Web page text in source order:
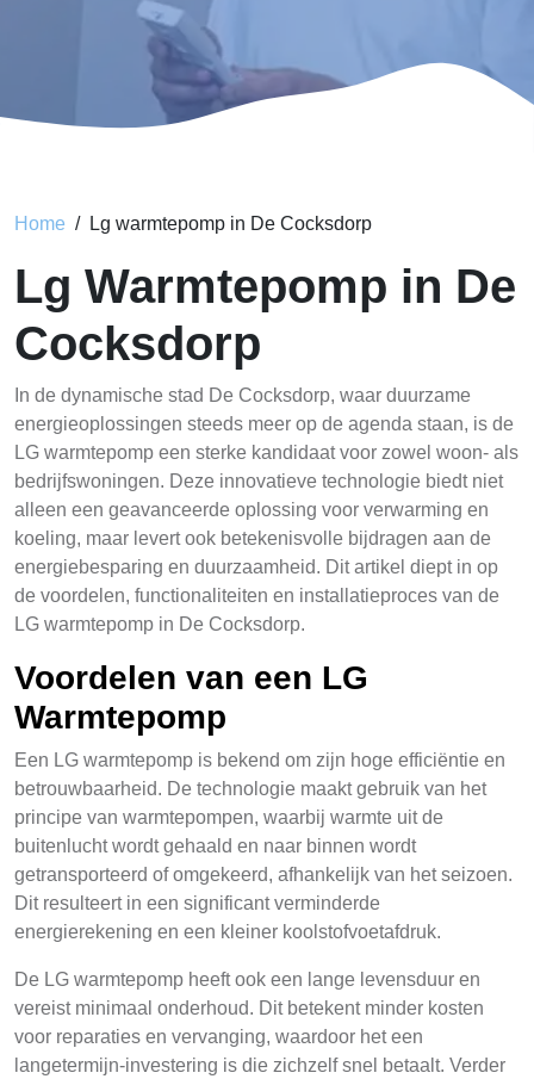
Home Lg warmtepomp in De Cocksdorp
Lg Warmtepomp in De
Cocksdorp
In de dynamische stad De Cocksdorp, waar duurzame
energieoplossingen steeds meer op de agenda staan, is de
LG warmtepomp een sterke kandidaat voor zowel woon- als
bedrijfswoningen. Deze innovatieve technologie biedt niet
alleen een geavanceerde oplossing voor verwarming en
koeling, maar levert ook betekenisvolle bijdragen aan de
energiebesparing en duurzaamheid. Dit artikel diept in op
de voordelen, functionaliteiten en installatieproces van de
LG warmtepomp in De Cocksdorp.
Voordelen van een LG
Warmtepomp
Een LG warmtepomp is bekend om zijn hoge efficiëntie en
betrouwbaarheid. De technologie maakt gebruik van het
principe van warmtepompen, waarbij warmte uit de
buitenlucht wordt gehaald en naar binnen wordt
getransporteerd of omgekeerd, afhankelijk van het seizoen.
Dit resulteert in een significant verminderde
energierekening en een kleiner koolstofvoetafdruk.
De LG warmtepomp heeft ook een lange levensduur en
vereist minimaal onderhoud. Dit betekent minder kosten
voor reparaties en vervanging, waardoor het een
langetermijn-investering is die zichzelf snel betaalt. Verder